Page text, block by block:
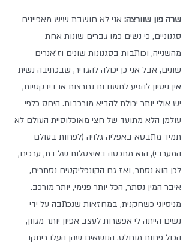
שרה פון שוורצה: אני לא חושבת שיש מאפיינים
סגנוניים, כי נשים כמו גברים שונות אחת
מהשנייה, וכותבות בסגנונות שונים וז'אנרים
שונים, אבל אני כן יכולה להגדיר, שבכתיבה נשית
אין ניסיון להגיע לתשובות נחרצות או דידקטיות,
יש אולי יותר יכולת להביא מורכבות. היחס כלפי
עולמן הלא מתועד של חצי מאוכלוסיית העולם לא
תמיד מתבטא באפליה גלויה (לפחות בעולם
המערבי), הוא מתכסה באיצטלות של דת, ערכים,
לכן הוא נסתר, ואז גם הקונפליקטים נסתרים,
איבר המין נסתר, הכל יותר פנימי, יותר מורכב.
מניסיוני כשחקנית, במחזאות שנכתבה על ידי
נשים הייתה לי אפשרות לעצב אפיון יותר מגוון,
הכול פחות מוחלט. הנושאים שהן העלו ריתקו